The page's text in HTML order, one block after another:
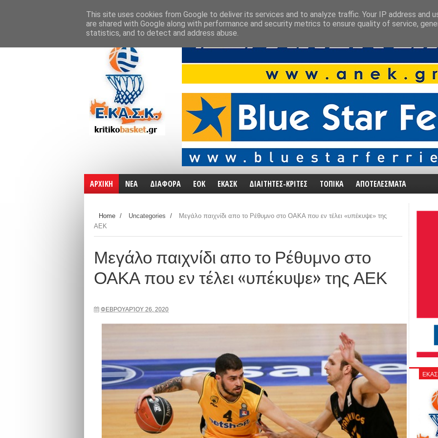
ΑΡΧΙΚΗ ΝΕΑ ΔΙΑΦΟΡΑ ΕΟΚ ΕΚΑΣΚ ΔΙΑΙΤΗΤΕΣ-ΚΡΙΤΕΣ ΤΟΠΙΚΑ ΑΠΟΤΕΛΕΣΜΑΤΑ
Home / Uncategories /
Μεγάλο παιχνίδι απο το Ρέθυμνο στο ΟΑΚΑ που εν τέλει «υπέκυψε» της
ΑΕΚ
Μεγάλο παιχνίδι απο το Ρέθυμνο στο
ΟΑΚΑ που εν τέλει «υπέκυψε» της ΑΕΚ
ΦΕΒΡΟΥΑΡΊΟΥ 26, 2020
This site uses cookies from Google to deliver its services and to analyze traffic. Your IP address and
are shared with Google along with performance and security metrics to ensure quality of service,
statistics, and to detect and address abuse.